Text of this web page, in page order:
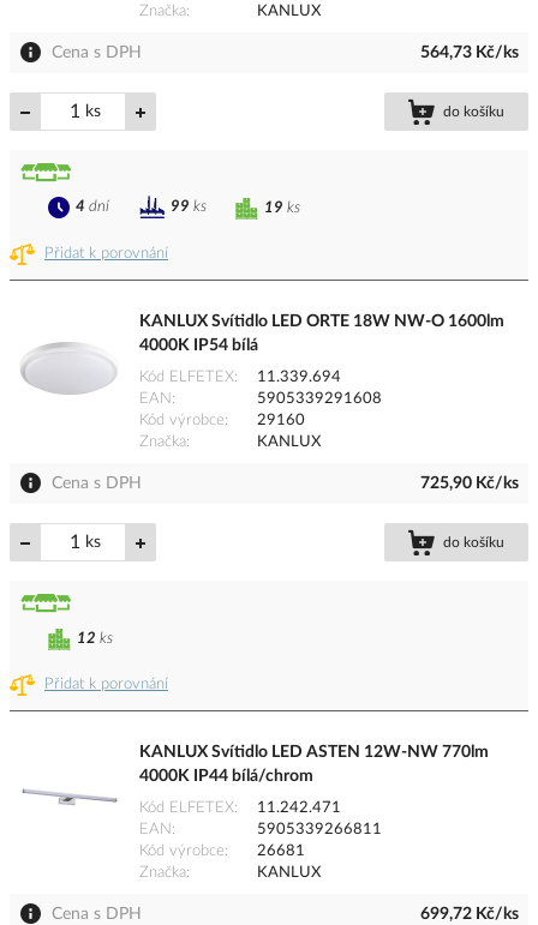
Značka
KANLUX
Cena s DPH 564,73 Kč/ks
ks do košíku
Přidat k porovnání
19 ks
4 dní 99 ks
KANLUX Svítidlo LED ORTE 18W NW-O 1600lm
4000K IP54 bílá
Kód ELFETEX
11.339.694
EAN
5905339291608
Kód výrobce
29160
Značka
KANLUX
Cena s DPH 725,90 Kč/ks
ks do košíku
Přidat k porovnání
12 ks
KANLUX Svítidlo LED ASTEN 12W-NW 770lm
4000K IP44 bílá/chrom
Kód ELFETEX
11.242.471
EAN
5905339266811
Kód výrobce
26681
Značka
KANLUX
Cena s DPH 699,72 Kč/ks